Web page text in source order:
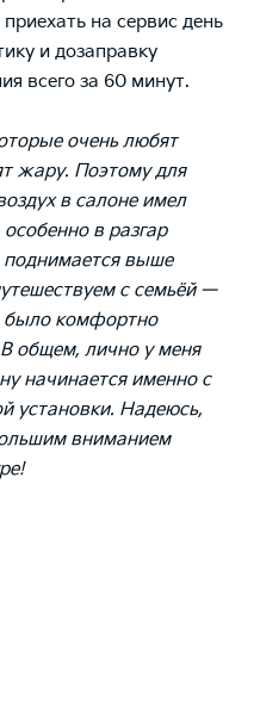
на сервис день
и дозаправку
всего за 60 минут.
очень любят
жару. Поэтому для
в салоне имел
в разгар
поднимается выше
с семьёй —
комфортно
общем, лично у меня
начинается именно с
установки. Надеюсь,
вниманием